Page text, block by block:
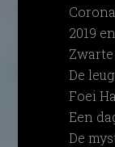
2019
De
Foei
Een
De